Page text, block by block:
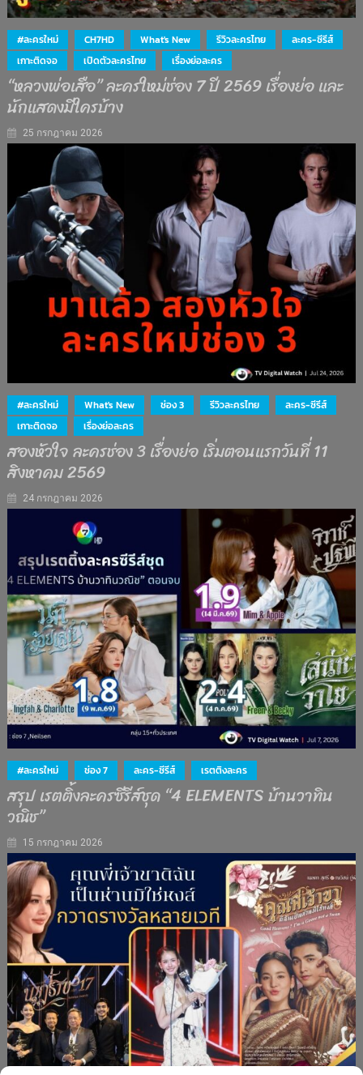
#ละครใหม่ CH7HD What's New รีวิวละครไทย
ละคร-ซีรีส์
เกาะติดจอ
เปิดตัวละครไทย เรื่องย่อละคร
“หลวงพ่อเสือ” ละครใหม่ช่อง 7 ปี 2569 เรื่องย่อ และ
นักแสดงมีใครบ้าง
25 กรกฎาคม 2026
#ละครใหม่ What's New ช่อง 3 รีวิวละครไทย
ละคร-ซีรีส์
เกาะติดจอ
เรื่องย่อละคร
สองหัวใจ ละครช่อง 3 เรื่องย่อ เริ่มตอนแรกวันที่ 11
สิงหาคม 2569
24 กรกฎาคม 2026
#ละครใหม่ ช่อง 7 ละคร-ซีรีส์ เรตติงละคร
สรุป เรตติ้งละครซีรีส์ชุด “4 ELEMENTS บ้านวาทิน
วณิช”
15 กรกฎาคม 2026